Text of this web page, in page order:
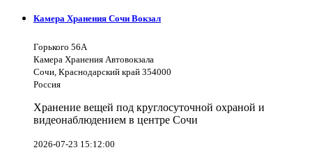
Камера Хранения Сочи Вокзал
Горького 56А
Камера Хранения Автовокзала
Сочи, Краснодарский край 354000
Россия
Хранение вещей под круглосуточной охраной и
видеонаблюдением в центре Сочи
2026-07-23 15:12:00